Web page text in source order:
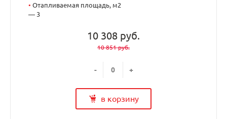
• Отапливаемая площадь, м2
— 3
10 308 руб.
10 851 руб.
- +
в корзину